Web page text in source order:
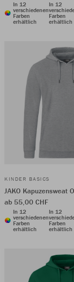
In 12
verschiedenen
Farben
erhältlich
In 12
Farben
erhältlich
KINDER BASICS
JAKO Kapuzensweat
ab 55,00 CHF
In 12
verschiedenen
Farben
erhältlich
In 12
Farben
erhältlich